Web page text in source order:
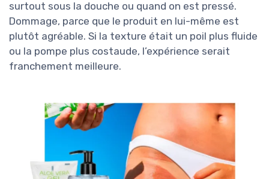
surtout sous la douche ou quand on est pressé.
Dommage, parce que le produit en lui-même est
plutôt agréable. Si la texture était un poil plus fluide
ou la pompe plus costaude, l’expérience serait
franchement meilleure.